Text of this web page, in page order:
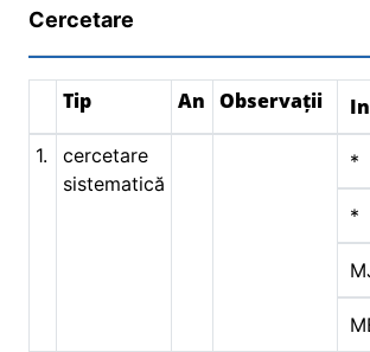
Cercetare
Tip An Observații
1.
cercetare
sistematică
*
*